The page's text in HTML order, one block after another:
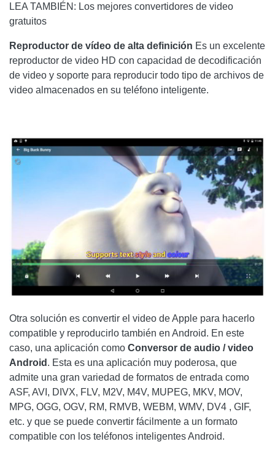
LEA TAMBIÉN: Los mejores convertidores de video
gratuitos
Reproductor de vídeo de alta definición Es un excelente
reproductor de video HD con capacidad de decodificación
de video y soporte para reproducir todo tipo de archivos de
video almacenados en su teléfono inteligente.
Otra solución es convertir el video de Apple para hacerlo
compatible y reproducirlo también en Android. En este
caso, una aplicación como Conversor de audio / video
Android . Esta es una aplicación muy poderosa, que
admite una gran variedad de formatos de entrada como
ASF, AVI, DIVX, FLV, M2V, M4V, MUPEG, MKV, MOV,
MPG, OGG, OGV, RM, RMVB, WEBM, WMV, DV4 , GIF,
etc. y que se puede convertir fácilmente a un formato
compatible con los teléfonos inteligentes Android.